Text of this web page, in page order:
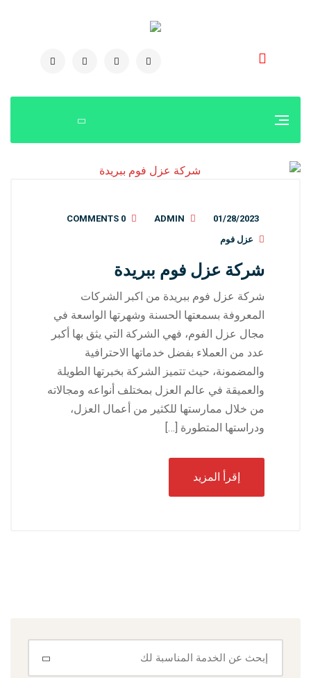
01/28/2023
ADMIN
0 COMMENTS
عزل فوم
شركة عزل فوم ببريدة
شركة عزل فوم ببريدة من اكبر الشركات
المعروفة بسمعتها الحسنة وشهرتها الواسعة في
مجال عزل الفوم، فهي الشركة التي يثق بها أكبر
عدد من العملاء بفضل خدماتها الاحترافية
والمضمونة، حيث تتميز الشركة بخبرتها الطويلة
والعميقة في عالم العزل بمختلف أنواعه ومجالاته
من خلال ممارستها للكثير من أعمال العزل،
ودراستها المتطورة […]
إقرأ المزيد